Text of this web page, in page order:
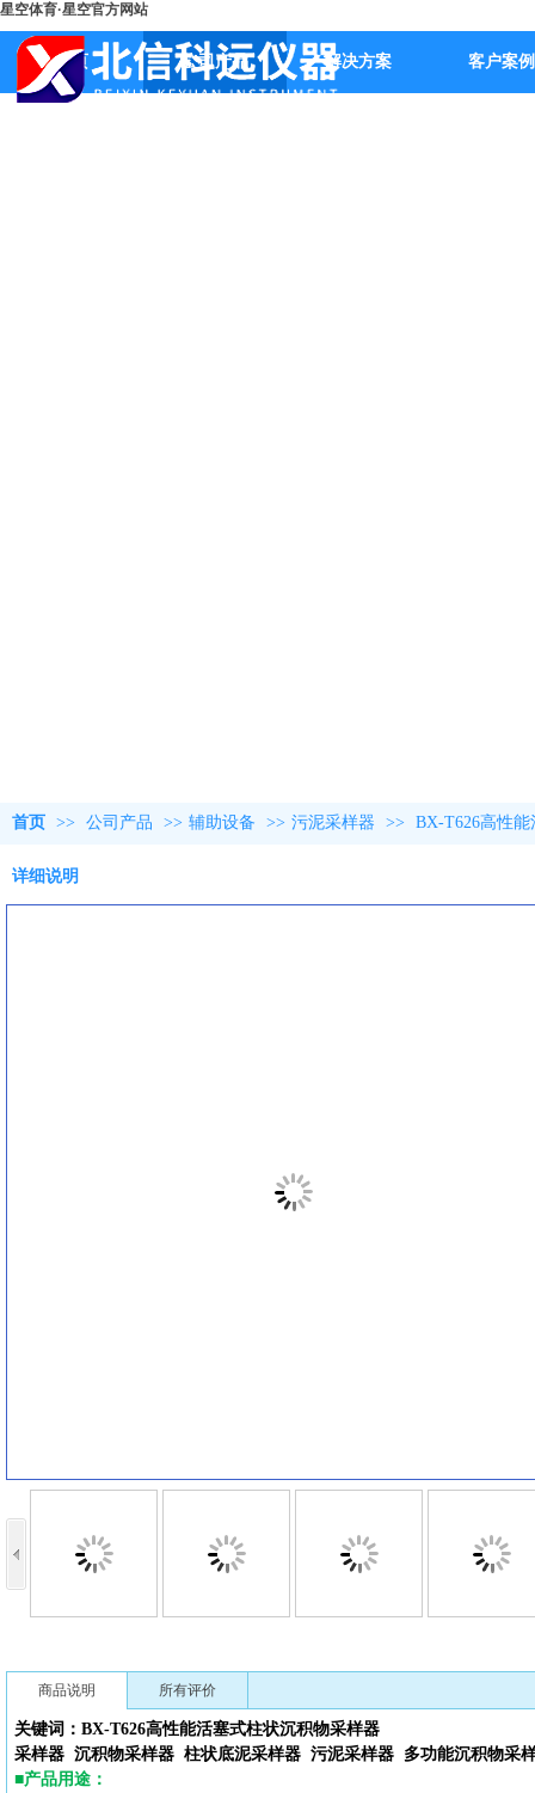
星空体育·星空官方网站
首页 公司产品 解决方案 客户案例
首页 >> 公司产品 >> 辅助设备 >> 污泥采样器 >> BX-T626高性
详细说明
商品说明 所有评价
关键词：BX-T626高性能活塞式柱状沉积物采样器
采样器 沉积物采样器 柱状底泥采样器 污泥采样器 多功能沉积物采
■产品用途 ：